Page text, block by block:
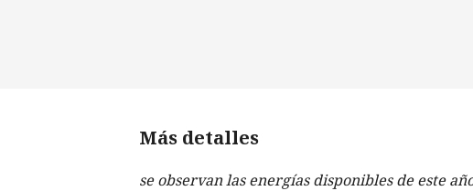
Más detalles
se observan las energías disponibles de este